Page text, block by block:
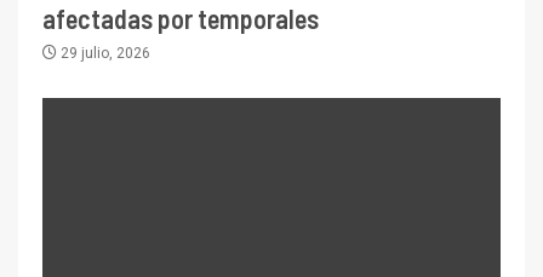
afectadas por temporales
29 julio, 2026